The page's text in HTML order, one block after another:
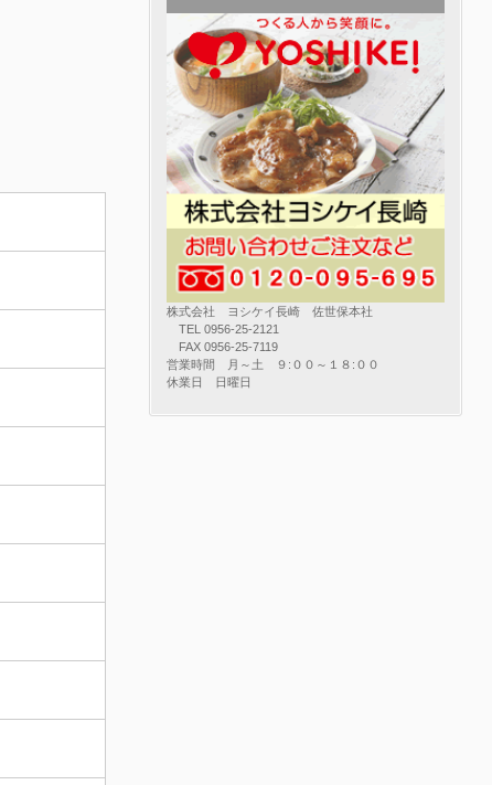
株式会社 ヨシケイ長崎 佐世保本社
TEL 0956-25-2121
FAX 0956-25-7119
営業時間 月～土 ９:００～１８:００
休業日 日曜日